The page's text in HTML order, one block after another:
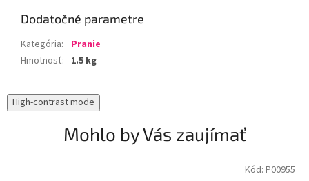
Dodatočné parametre
Kategória:
Pranie
Hmotnosť: 1.5 kg
High-contrast mode
Mohlo by Vás zaujímať
Kód: P00955